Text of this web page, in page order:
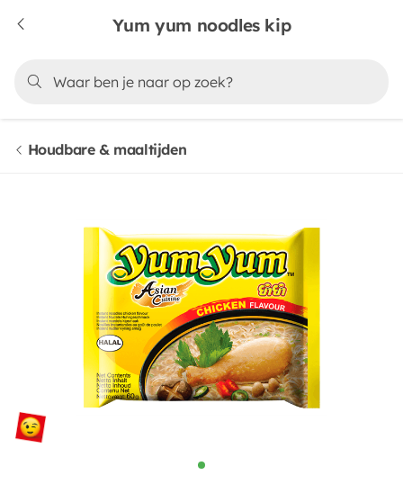
Yum yum noodles kip
Houdbare & maaltijden